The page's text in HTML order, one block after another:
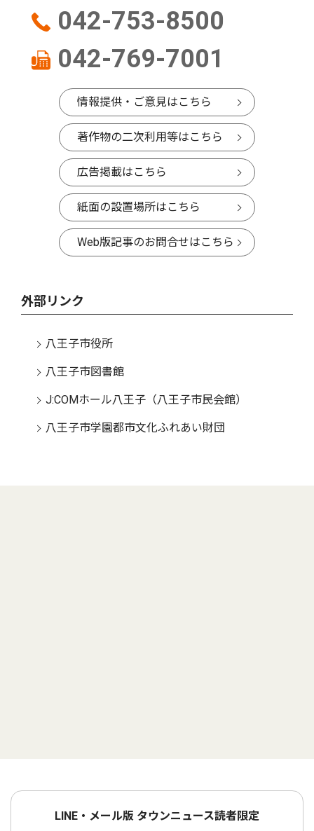
042-753-8500
042-769-7001
情報提供・ご意見はこちら
著作物の二次利用等はこちら
広告掲載はこちら
紙面の設置場所はこちら
Web版記事のお問合せはこちら
外部リンク
八王子市役所
八王子市図書館
J:COMホール八王子（八王子市民会館）
八王子市学園都市文化ふれあい財団
LINE・メール版 タウンニュース読者限定